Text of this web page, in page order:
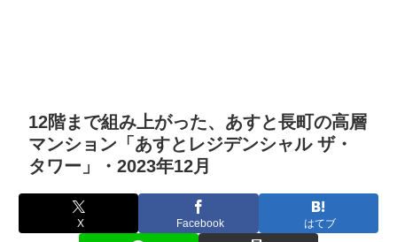
12階まで組み上がった、あすと長町の高層
マンション「あすとレジデンシャル ザ・
タワー」・2023年12月
X Facebook はてブ